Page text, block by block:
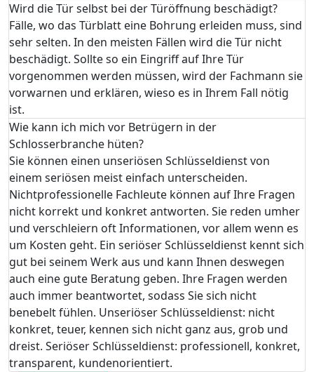
Wird die Tür selbst bei der Türöffnung beschädigt?
Fälle, wo das Türblatt eine Bohrung erleiden muss, sind
sehr selten. In den meisten Fällen wird die Tür nicht
beschädigt. Sollte so ein Eingriff auf Ihre Tür
vorgenommen werden müssen, wird der Fachmann sie
vorwarnen und erklären, wieso es in Ihrem Fall nötig
ist.
Wie kann ich mich vor Betrügern in der
Schlosserbranche hüten?
Sie können einen unseriösen Schlüsseldienst von
einem seriösen meist einfach unterscheiden.
Nichtprofessionelle Fachleute können auf Ihre Fragen
nicht korrekt und konkret antworten. Sie reden umher
und verschleiern oft Informationen, vor allem wenn es
um Kosten geht. Ein seriöser Schlüsseldienst kennt sich
gut bei seinem Werk aus und kann Ihnen deswegen
auch eine gute Beratung geben. Ihre Fragen werden
auch immer beantwortet, sodass Sie sich nicht
benebelt fühlen. Unseriöser Schlüsseldienst: nicht
konkret, teuer, kennen sich nicht ganz aus, grob und
dreist. Seriöser Schlüsseldienst: professionell, konkret,
transparent, kundenorientiert.